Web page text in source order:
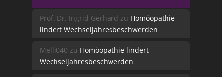
Prof. Dr. Ingrid Gerhard zu Homöopathie
lindert Wechseljahresbeschwerden
Melli040 zu Homöopathie lindert
Wechseljahresbeschwerden